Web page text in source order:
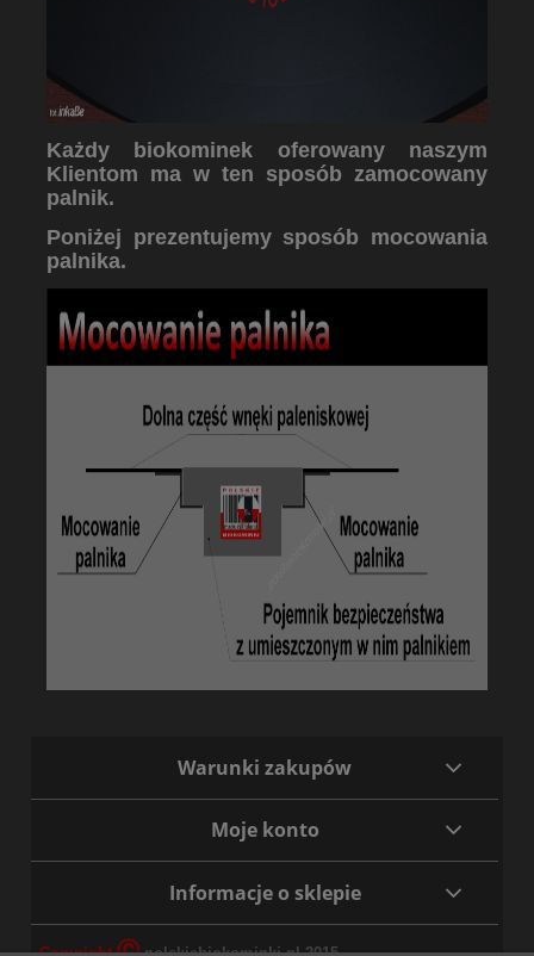
Każdy biokominek oferowany naszym
Klientom ma w ten sposób zamocowany
palnik.
Poniżej prezentujemy sposób mocowania
palnika.
Warunki zakupów
Moje konto
Informacje o sklepie
Ⓒ